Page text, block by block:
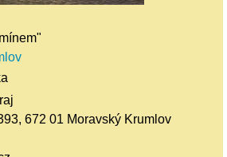
672 01 Moravský Krumlov